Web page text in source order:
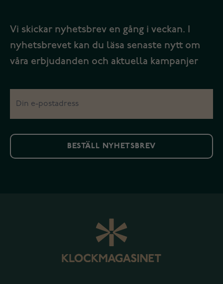
Vi skickar nyhetsbrev en gång i veckan. I
nyhetsbrevet kan du läsa senaste nytt om
våra erbjudanden och aktuella kampanjer
BESTÄLL NYHETSBREV